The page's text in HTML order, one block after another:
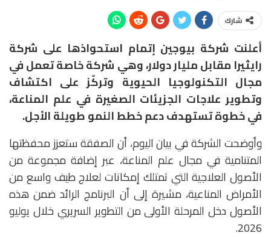
شارك
أعلنت شركة بيوجين إتمام استحواذها على شركة
رايثيرا مقابل مليار دولار، وهي شركة خاصة تعمل في
مجال التكنولوجيا الحيوية وتركّز على اكتشاف
وتطوير علاجات الجزيئات الصغيرة في علم المناعة،
في خطوة تستهدف دعم خطط النمو طويلة الأجل.
وأوضحت الشركة في بيان اليوم، أن الصفقة ستعزز محفظتها
المتنامية في مجال علم المناعة، عبر إضافة مجموعة من
الأصول العلاجية التي تمتلك إمكانات لعلاج طيف واسع من
الأمراض المناعية، مشيرة إلى أن البرنامج الرائد ضمن هذه
الأصول دخل المرحلة الأولى من التطوير السريري خلال يوليو
2026.